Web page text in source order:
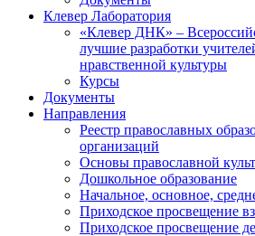
Клевер Лаборатория
«Клевер ДНК» –
лучшие разработки
нравственной культуры
Курсы
Документы
Направления
Реестр православных
организаций
Основы православной
Дошкольное образование
Начальное, основное,
Приходское просвещение
Приходское просвещение